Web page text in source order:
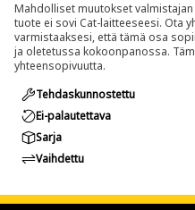
Mahdolliset muutokset
tuote ei sovi Cat-laitteeseesi. Ota
varmistaaksesi, että tämä osa
ja oletetussa kokoonpanossa.
yhteensopivuutta.
Tehdaskunnostettu
Ei-palautettava
Sarja
Vaihdettu